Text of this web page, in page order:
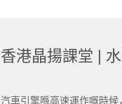
香港晶揚課堂 |
汽車引擎喺高速運作嘅時